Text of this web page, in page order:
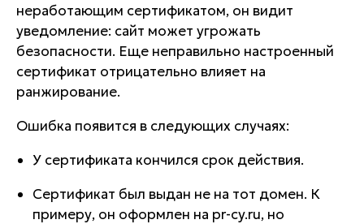
неработающим сертификатом, он видит
уведомление: сайт может угрожать
безопасности. Еще неправильно настроенный
сертификат отрицательно влияет на
ранжирование.
Ошибка появится в следующих случаях:
У сертификата кончился срок действия.
Сертификат был выдан не на тот домен. К
примеру, он оформлен на pr-cy.ru, но